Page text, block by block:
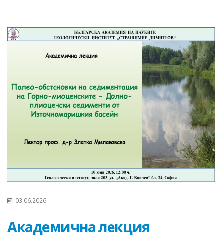
03.06.2026
Академична лекция